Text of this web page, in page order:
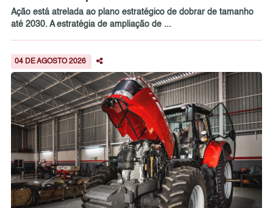
Ação está atrelada ao plano estratégico de dobrar de tamanho
até 2030. A estratégia de ampliação de ...
04 DE AGOSTO 2026